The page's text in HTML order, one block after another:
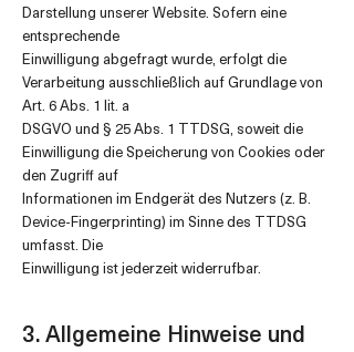
Darstellung unserer Website. Sofern eine
entsprechende
Einwilligung abgefragt wurde, erfolgt die
Verarbeitung ausschließlich auf Grundlage von
Art. 6 Abs. 1 lit. a
DSGVO und § 25 Abs. 1 TTDSG, soweit die
Einwilligung die Speicherung von Cookies oder
den Zugriff auf
Informationen im Endgerät des Nutzers (z. B.
Device-Fingerprinting) im Sinne des TTDSG
umfasst. Die
Einwilligung ist jederzeit widerrufbar.
3. Allgemeine Hinweise und